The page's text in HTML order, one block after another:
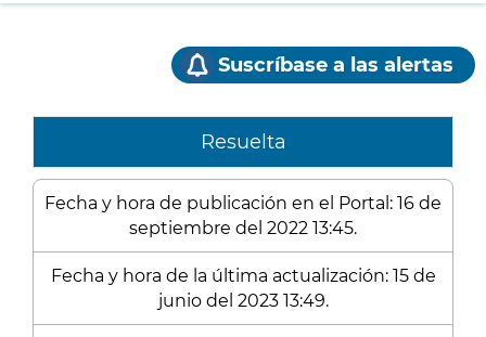
Suscríbase a las alertas
Resuelta
Fecha y hora de publicación en el Portal: 16 de
septiembre del 2022 13:45.
Fecha y hora de la última actualización: 15 de
junio del 2023 13:49.